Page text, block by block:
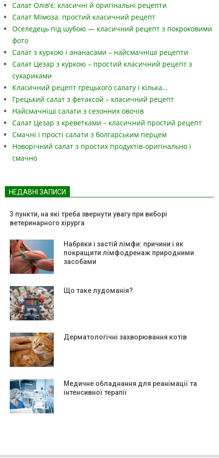
Салат Олів'є: класичні й оригінальні рецепти
Салат Мімоза: простий класичний рецепт
Оселедець під шубою — класичний рецепт з покроковими
фото
Салат з куркою і ананасами – найсмачніші рецепти
Салат Цезар з куркою – простий класичний рецепт з
сухариками
Класичний рецепт грецького салату і кілька…
Грецький салат з фетаксой – класичний рецепт
Найсмачніші салати з сезонних овочів
Салат Цезар з креветками – класичний простий рецепт
Смачні і прості салати з болгарським перцем
Новорічний салат з простих продуктів-оригінально і
смачно
НЕДАВНІ ЗАПИСИ
3 пункти, на які треба звернути увагу при виборі
ветеринарного хірурга
Набряки і застій лімфи: причини і як
покращити лімфодренаж природними
засобами
Що таке лудоманія?
Дерматологічні захворювання котів
Медичне обладнання для реанімації та
інтенсивної терапії